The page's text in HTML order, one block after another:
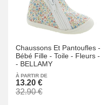
Chaussons Et Pantoufles -
Bébé Fille - Toile - Fleurs -
- BELLAMY
À PARTIR DE
13.20 €
32.90 €